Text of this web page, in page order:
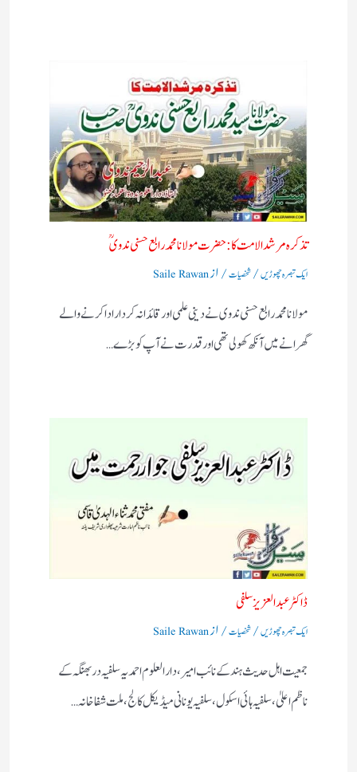
تذکرہ مرشد الامت کا :حضرت مولانا محمد رابع حسنی ندویؒ
ایک تبصرہ چھوڑیں/شخصیات/ ازSaile Rawan
مولانا محمد رابع حسنی ندوی نے دینی علمی اور قائدانہ کردار ادا کرنے والے
گھرانے میں آنکھ کھولی تھی اور قدرت نے آپ کو بڑے…
ڈاکٹر عبد العزیزسلفی
ایک تبصرہ چھوڑیں/شخصیات/ ازSaile Rawan
جمعیت اہل حدیث ہند کے نائب امیر، دا رالعلوم احمدیہ سلفیہ دربھنگہ کے
ناظم اعلیٰ، سلفیہ ہائی اسکول ، سلفیہ یونانی میڈیکل کالج، ملت شفاخانہ…